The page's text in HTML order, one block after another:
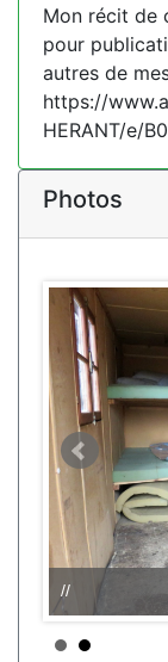
Mon récit de
pour
autres de
https://
HERANT/e/
Photos
//